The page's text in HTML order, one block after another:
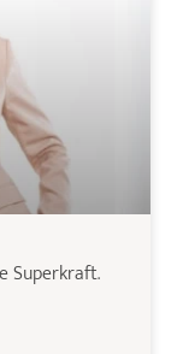
Superkraft.